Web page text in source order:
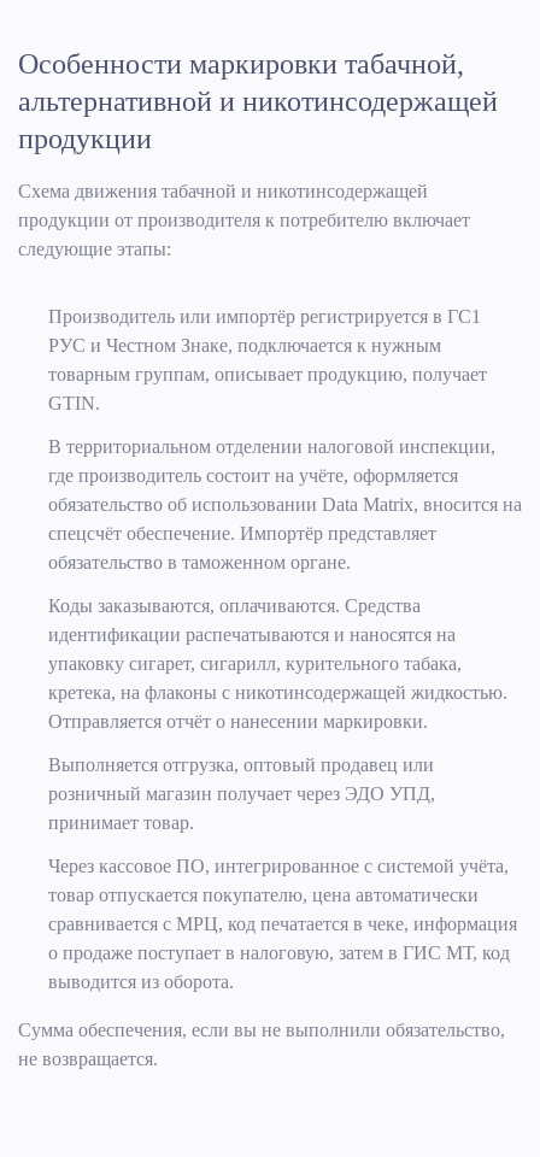
Особенности маркировки табачной,
альтернативной и никотинсодержащей
продукции
Схема движения табачной и никотинсодержащей
продукции от производителя к потребителю включает
следующие этапы:
Производитель или импортёр регистрируется в ГС1
РУС и Честном Знаке, подключается к нужным
товарным группам, описывает продукцию, получает
GTIN.
В территориальном отделении налоговой инспекции,
где производитель состоит на учёте, оформляется
обязательство об использовании Data Matrix, вносится на
спецсчёт обеспечение. Импортёр представляет
обязательство в таможенном органе.
Коды заказываются, оплачиваются. Средства
идентификации распечатываются и наносятся на
упаковку сигарет, сигарилл, курительного табака,
кретека, на флаконы с никотинсодержащей жидкостью.
Отправляется отчёт о нанесении маркировки.
Выполняется отгрузка, оптовый продавец или
розничный магазин получает через ЭДО УПД,
принимает товар.
Через кассовое ПО, интегрированное с системой учёта,
товар отпускается покупателю, цена автоматически
сравнивается с МРЦ, код печатается в чеке, информация
о продаже поступает в налоговую, затем в ГИС МТ, код
выводится из оборота.
Сумма обеспечения, если вы не выполнили обязательство,
не возвращается.